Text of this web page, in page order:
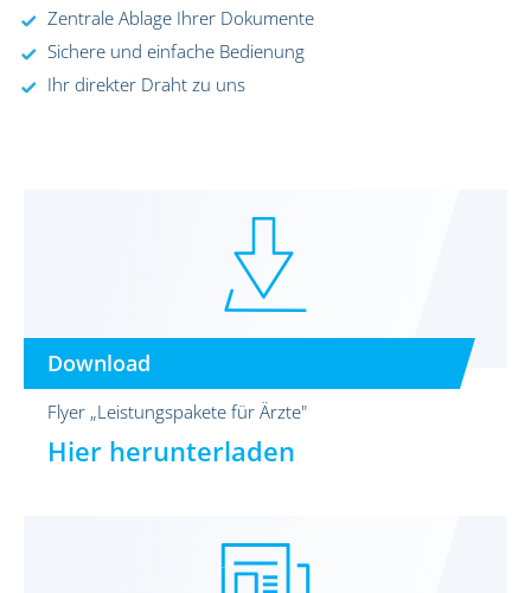
Zentrale Ablage Ihrer Dokumente
Sichere und einfache Bedienung
Ihr direkter Draht zu uns
Download
Flyer „Leistungspakete für Ärzte"
Hier herunterladen